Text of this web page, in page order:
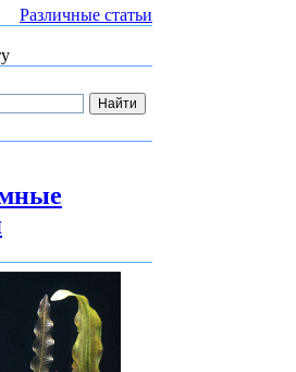
Различные статьи